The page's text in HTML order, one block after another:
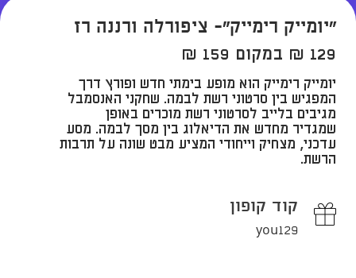
"יומייק רימייק"- ציפורלה ורננה רז
129 ₪ במקום 159 ₪
יומייק רימייק הוא מופע בימתי חדש ופורץ דרך
המפגיש בין סרטוני רשת לבמה. שחקני האנסמבל
מגיבים בלייב לסרטוני רשת מוכרים באופן
שמגדיר מחדש את הדיאלוג בין מסך לבמה. מסע
עדכני, מצחיק וייחודי המציע מבט שונה על תרבות
הרשת.​​
קוד קופון
you129